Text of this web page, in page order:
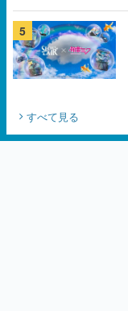
5
すべて見る